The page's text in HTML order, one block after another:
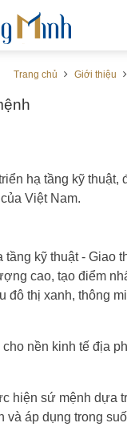
Trang chủ Giới thiệu
hạ tầng kỹ thuật,
Việt Nam.
kỹ thuật - Giao
cao, tạo điểm
đô thị xanh, thông
nền kinh tế địa
hiện sứ mệnh dựa
và áp dụng trong